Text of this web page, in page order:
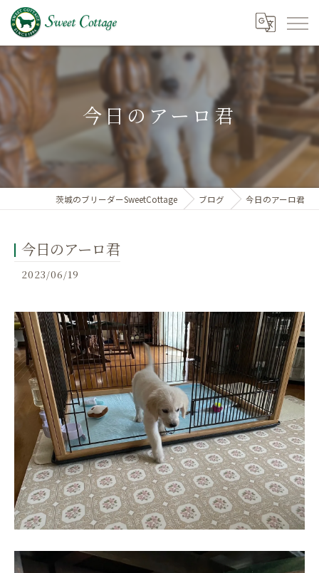
今日のアーロ君
茨城のブリーダーSweetCottage ブログ 今日のアーロ君
今日のアーロ君
2023/06/19